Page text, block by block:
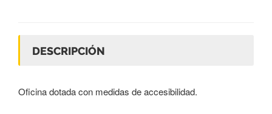
DESCRIPCIÓN
Oficina dotada con medidas de accesibilidad.